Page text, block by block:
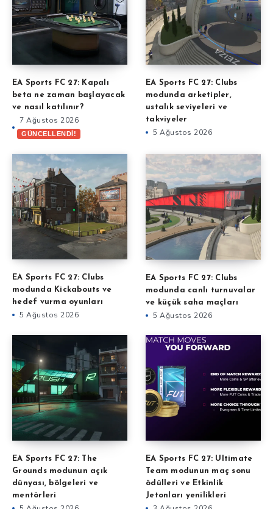
EA Sports FC 27: Kapalı
beta ne zaman başlayacak
ve nasıl katılınır?
7 Ağustos 2026
GÜNCELLENDİ!
EA Sports FC 27: Clubs
modunda arketipler,
ustalık seviyeleri ve
takviyeler
5 Ağustos 2026
EA Sports FC 27: Clubs
modunda Kickabouts ve
hedef vurma oyunları
5 Ağustos 2026
EA Sports FC 27: Clubs
modunda canlı turnuvalar
ve küçük saha maçları
5 Ağustos 2026
EA Sports FC 27: The
Grounds modunun açık
dünyası, bölgeleri ve
mentörleri
EA Sports FC 27: Ultimate
Team modunun maç sonu
ödülleri ve Etkinlik
Jetonları yenilikleri